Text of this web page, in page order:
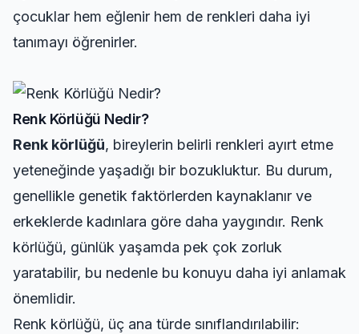
çocuklar hem eğlenir hem de renkleri daha iyi
tanımayı öğrenirler.
Renk Körlüğü Nedir?
Renk körlüğü, bireylerin belirli renkleri ayırt etme
yeteneğinde yaşadığı bir bozukluktur. Bu durum,
genellikle genetik faktörlerden kaynaklanır ve
erkeklerde kadınlara göre daha yaygındır. Renk
körlüğü, günlük yaşamda pek çok zorluk
yaratabilir, bu nedenle bu konuyu daha iyi anlamak
önemlidir.
Renk körlüğü, üç ana türde sınıflandırılabilir: